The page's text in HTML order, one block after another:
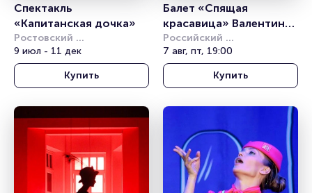
Спектакль
«Капитанская дочка»
Ростовский
академический театр
драмы им. М.Горького
9 июл - 11 дек
Купить
Балет «Спящая
красавица» Валентина
Грищенко
Российский
академический
молодёжный театр (РАМТ)
7 авг, пт, 19:00
Купить